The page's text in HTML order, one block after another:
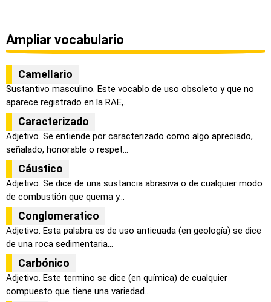
Ampliar vocabulario
Camellario
Sustantivo masculino. Este vocablo de uso obsoleto y que no
aparece registrado en la RAE,...
Caracterizado
Adjetivo. Se entiende por caracterizado como algo apreciado,
señalado, honorable o respet...
Cáustico
Adjetivo. Se dice de una sustancia abrasiva o de cualquier modo
de combustión que quema y...
Conglomeratico
Adjetivo. Esta palabra es de uso anticuada (en geología) se dice
de una roca sedimentaria...
Carbónico
Adjetivo. Este termino se dice (en química) de cualquier
compuesto que tiene una variedad...